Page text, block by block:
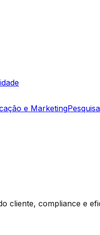
e Marketing
cliente, compliance e